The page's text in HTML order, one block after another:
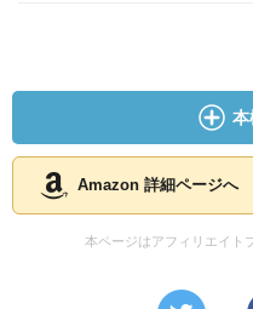
本
Amazon 詳細ページへ
本ページはアフィリエイト